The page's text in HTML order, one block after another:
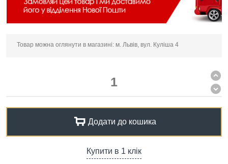
Товар можна оглянути в магазині: м. Львів, вул. Куліша 4
Додати до кошика
Купити в 1 клік